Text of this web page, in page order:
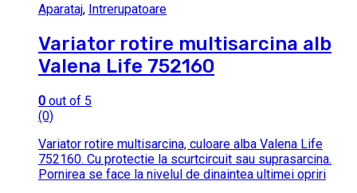
Aparataj, Intrerupatoare
Variator rotire multisarcina alb
Valena Life 752160
0 out of 5
(0)
Variator rotire multisarcina, culoare alba Valena Life
752160. Cu protectie la scurtcircuit sau suprasarcina.
Pornirea se face la nivelul de dinaintea ultimei opriri